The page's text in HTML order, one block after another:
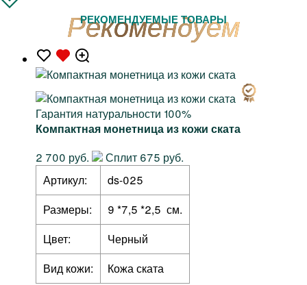
РЕКОМЕНДУЕМЫЕ ТОВАРЫ
Гарантия натуральности 100%
Компактная монетница из кожи ската
2 700 руб.
Сплит 675 руб.
Артикул:
ds-025
Размеры:
9 *7,5 *2,5 см.
Цвет:
Черный
Вид кожи:
Кожа ската